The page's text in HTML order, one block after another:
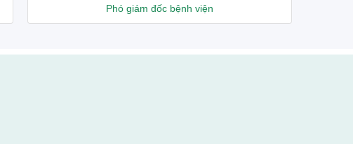
Phó giám đốc bệnh viện